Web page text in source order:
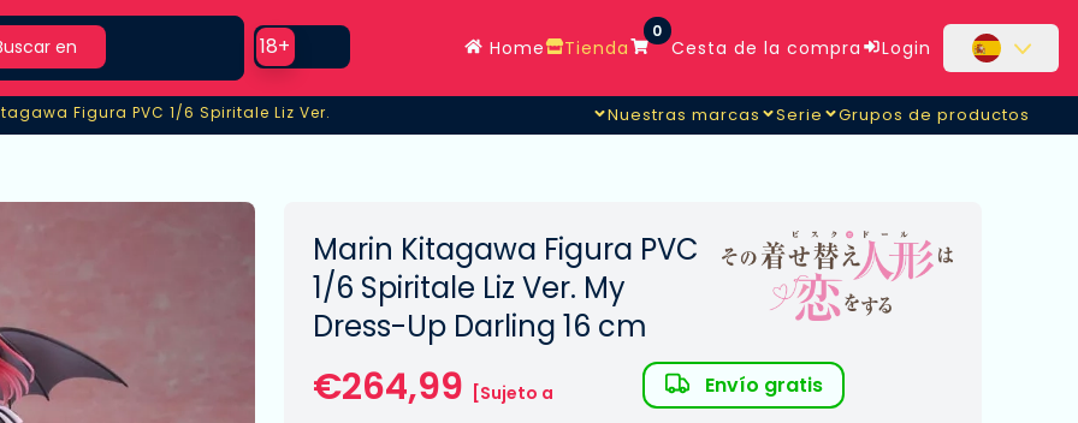
en
Use setting
18+ Home Tienda
0
Cesta de la compra Login
Figura PVC 1/6 Spiritale Liz Ver.
Figura PVC 1/6 Spiritale Liz Ver. Nuestras marcas Serie Grupos de productos
Marin Kitagawa Figura PVC
1/6 Spiritale Liz Ver. My
Dress-Up Darling 16 cm
€264,99 [Sujeto a
Envío gratis